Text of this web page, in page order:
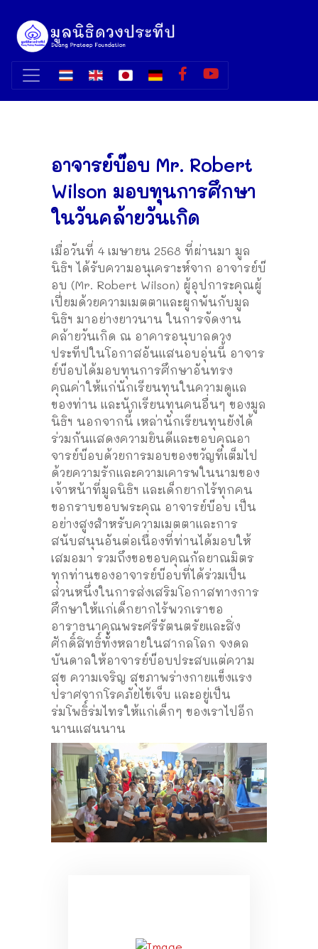
อาจารย์บ๊อบ Mr. Robert
Wilson มอบทุนการศึกษา
ในวันคล้ายวันเกิด
เมื่อวันที่ 4 เมษายน 2568 ที่ผ่านมา มูล
นิธิฯ ได้รับความอนุเคราะห์จาก อาจารย์บ๊
อบ (Mr. Robert Wilson) ผู้อุปการะคุณผู้
เปี่ยมด้วยความเมตตาและผูกพันกับมูล
นิธิฯ มาอย่างยาวนาน ในการจัดงาน
คล้ายวันเกิด ณ อาคารอนุบาลดวง
ประทีป ในโอกาสอันแสนอบอุ่นนี้ อาจาร
ย์บ๊อบได้มอบทุนการศึกษาอันทรง
คุณค่าให้แก่นักเรียนทุนในความดูแล
ของท่าน และนักเรียนทุนคนอื่นๆ ของมูล
นิธิฯ นอกจากนี้ เหล่านักเรียนทุนยังได้
ร่วมกันแสดงความยินดีและขอบคุณอา
จารย์บ๊อบด้วยการมอบของขวัญที่เต็มไป
ด้วยความรักและความเคารพในนามของ
เจ้าหน้าที่มูลนิธิฯ และเด็กยากไร้ทุกคน
ขอกราบขอบพระคุณ อาจารย์บ๊อบ เป็น
อย่างสูงสำหรับความเมตตาและการ
สนับสนุนอันต่อเนื่องที่ท่านได้มอบให้
เสมอมา รวมถึงขอขอบคุณกัลยาณมิตร
ทุกท่านของอาจารย์บ๊อบที่ได้ร่วมเป็น
ส่วนหนึ่งในการส่งเสริมโอกาสทางการ
ศึกษาให้แก่เด็กยากไร้พวกเราขอ
อาราธนาคุณพระศรีรัตนตรัยและสิ่ง
ศักดิ์สิทธิ์ทั้งหลายในสากลโลก จงดล
บันดาลให้อาจารย์บ๊อบประสบแต่ความ
สุข ความเจริญ สุขภาพร่างกายแข็งแรง
ปราศจากโรคภัยไข้เจ็บ และอยู่เป็น
ร่มโพธิ์ร่มไทรให้แก่เด็กๆ ของเราไปอีก
นานแสนนาน